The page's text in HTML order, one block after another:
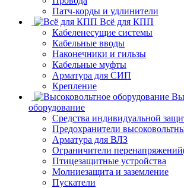
Патч-корды и удлинители
Всё для КПП
Кабеленесущие системы
Кабельные вводы
Наконечники и гильзы
Кабельные муфты
Арматура для СИП
Крепление
оборудование
Средства индивидуальной
Предохранители
Арматура для ВЛЗ
Ограничители
Птицезащитные устройства
Молниезащита и заземление
Пускатели